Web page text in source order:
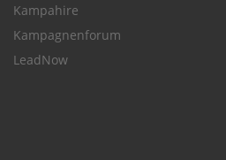
Kampahire
Kampagnenforum
LeadNow